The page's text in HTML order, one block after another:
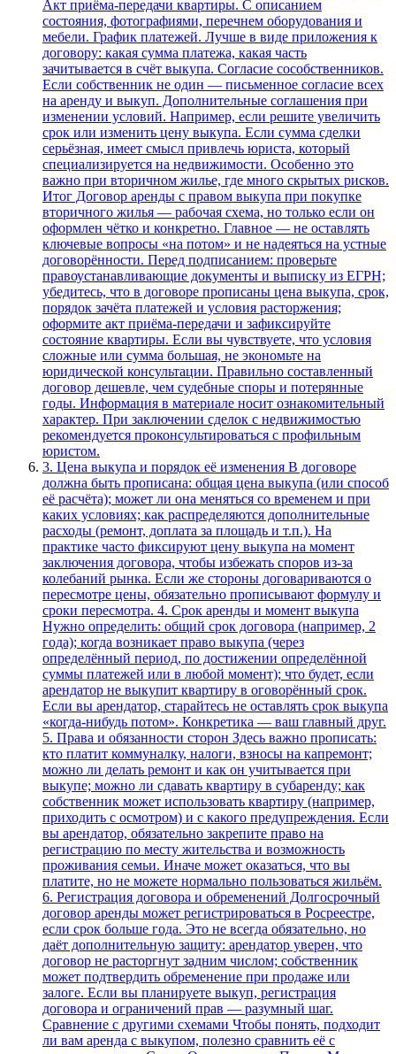
Акт приёма‑передачи квартиры. С описанием
состояния, фотографиями, перечнем оборудования и
мебели. График платежей. Лучше в виде приложения к
договору: какая сумма платежа, какая часть
зачитывается в счёт выкупа. Согласие сособственников.
Если собственник не один — письменное согласие всех
на аренду и выкуп. Дополнительные соглашения при
изменении условий. Например, если решите увеличить
срок или изменить цену выкупа. Если сумма сделки
серьёзная, имеет смысл привлечь юриста, который
специализируется на недвижимости. Особенно это
важно при вторичном жилье, где много скрытых рисков.
Итог Договор аренды с правом выкупа при покупке
вторичного жилья — рабочая схема, но только если он
оформлен чётко и конкретно. Главное — не оставлять
ключевые вопросы «на потом» и не надеяться на устные
договорённости. Перед подписанием: проверьте
правоустанавливающие документы и выписку из ЕГРН;
убедитесь, что в договоре прописаны цена выкупа, срок,
порядок зачёта платежей и условия расторжения;
оформите акт приёма‑передачи и зафиксируйте
состояние квартиры. Если вы чувствуете, что условия
сложные или сумма большая, не экономьте на
юридической консультации. Правильно составленный
договор дешевле, чем судебные споры и потерянные
годы. Информация в материале носит ознакомительный
характер. При заключении сделок с недвижимостью
рекомендуется проконсультироваться с профильным
юристом.
3. Цена выкупа и порядок её изменения В договоре
должна быть прописана: общая цена выкупа (или способ
её расчёта); может ли она меняться со временем и при
каких условиях; как распределяются дополнительные
расходы (ремонт, доплата за площадь и т.п.). На
практике часто фиксируют цену выкупа на момент
заключения договора, чтобы избежать споров из‑за
колебаний рынка. Если же стороны договариваются о
пересмотре цены, обязательно прописывают формулу и
сроки пересмотра. 4. Срок аренды и момент выкупа
Нужно определить: общий срок договора (например, 2
года); когда возникает право выкупа (через
определённый период, по достижении определённой
суммы платежей или в любой момент); что будет, если
арендатор не выкупит квартиру в оговорённый срок.
Если вы арендатор, старайтесь не оставлять срок выкупа
«когда‑нибудь потом». Конкретика — ваш главный друг.
5. Права и обязанности сторон Здесь важно прописать:
кто платит коммуналку, налоги, взносы на капремонт;
можно ли делать ремонт и как он учитывается при
выкупе; можно ли сдавать квартиру в субаренду; как
собственник может использовать квартиру (например,
приходить с осмотром) и с какого предупреждения. Если
вы арендатор, обязательно закрепите право на
регистрацию по месту жительства и возможность
проживания семьи. Иначе может оказаться, что вы
платите, но не можете нормально пользоваться жильём.
6. Регистрация договора и обременений Долгосрочный
договор аренды может регистрироваться в Росреестре,
если срок больше года. Это не всегда обязательно, но
даёт дополнительную защиту: арендатор уверен, что
договор не расторгнут задним числом; собственник
может подтвердить обременение при продаже или
залоге. Если вы планируете выкуп, регистрация
договора и ограничений прав — разумный шаг.
Сравнение с другими схемами Чтобы понять, подходит
ли вам аренда с выкупом, полезно сравнить её с